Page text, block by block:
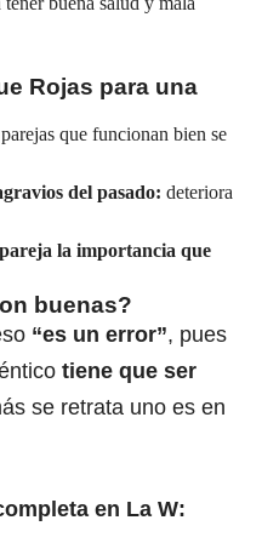
Rojas para una
parejas que funcionan bien se
del pasado: deteriora
la importancia que
buenas?
“es un error”, pues
tiene que ser
se retrata uno es en
en La W: